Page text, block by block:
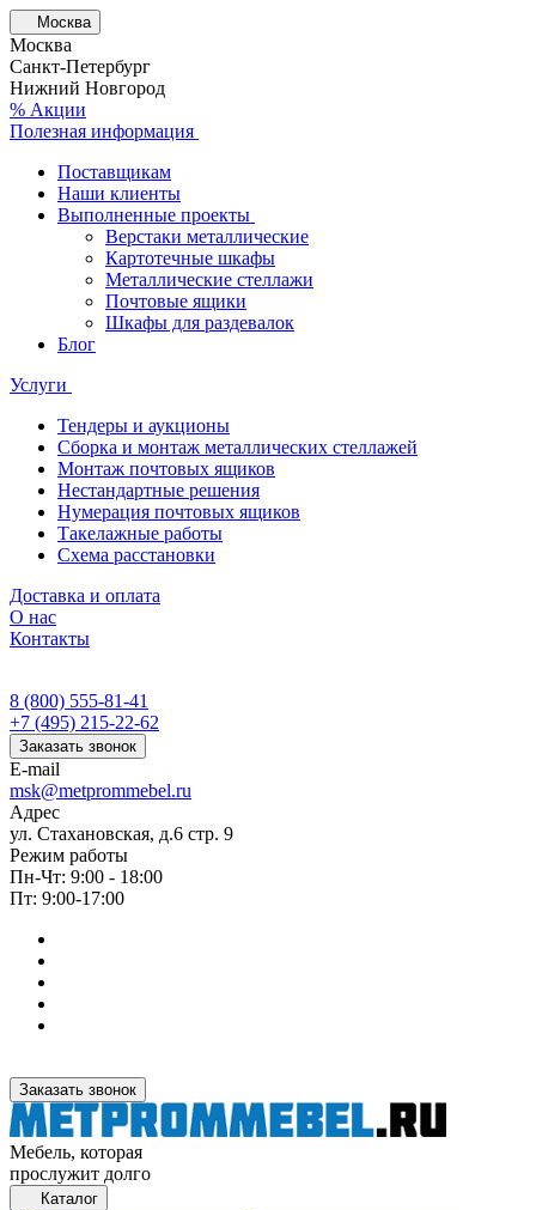
Москва
Москва
Санкт-Петербург
Нижний Новгород
% Акции
Полезная информация
Поставщикам
Наши клиенты
Выполненные проекты
Верстаки металлические
Картотечные шкафы
Металлические стеллажи
Почтовые ящики
Шкафы для раздевалок
Блог
Услуги
Тендеры и аукционы
Сборка и монтаж металлических стеллажей
Монтаж почтовых ящиков
Нестандартные решения
Нумерация почтовых ящиков
Такелажные работы
Схема расстановки
Доставка и оплата
О нас
Контакты
8 (800) 555-81-41
+7 (495) 215-22-62
Заказать звонок
E-mail
msk@metprommebel.ru
Адрес
ул. Стахановская, д.6 стр. 9
Режим работы
Пн-Чт: 9:00 - 18:00
Пт: 9:00-17:00
Заказать звонок
Мебель, которая
прослужит долго
Каталог